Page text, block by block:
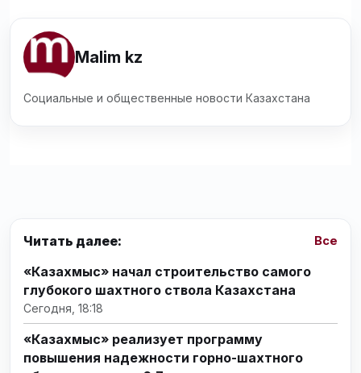
Malim kz
Социальные и общественные новости Казахстана
Читать далее: Все
«Казахмыс» начал строительство самого
глубокого шахтного ствола Казахстана
Сегодня, 18:18
«Казахмыс» реализует программу
повышения надежности горно-шахтного